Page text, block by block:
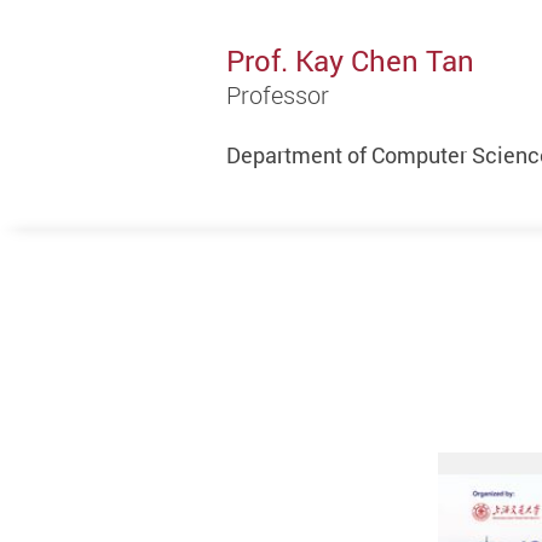
Prof. Kay Chen Tan
Professor
Department of Computer